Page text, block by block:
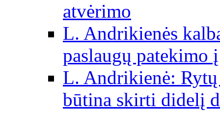
atvėrimo
L. Andrikienės
paslaugų
L. Andrikienė:
būtina skirti didelį